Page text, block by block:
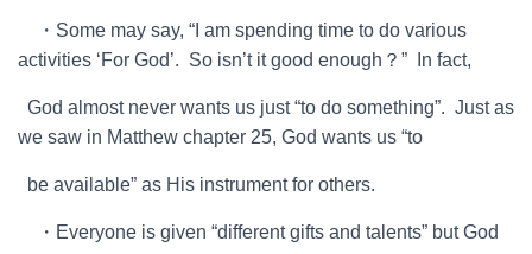
・Some may say, “I am spending time to do various
activities ‘For God’. So isn’t it good enough？” In fact,
God almost never wants us just “to do something”. Just as
we saw in Matthew chapter 25, God wants us “to
be available” as His instrument for others.
・Everyone is given “different gifts and talents” but God